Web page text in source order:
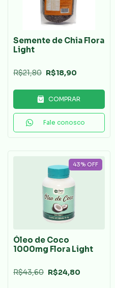
Semente de Chia Flora
Light
R$21,80 R$18,90
COMPRAR
Fale conosco
43% OFF
Óleo de Coco
1000mg Flora Light
R$43,60 R$24,80